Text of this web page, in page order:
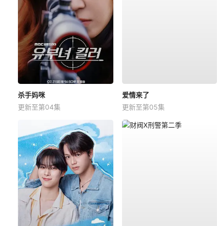
杀手妈咪
更新至第04集
爱情来了
更新至第05集